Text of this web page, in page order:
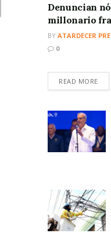
Denuncian
millonario
BY ATARDECER
0
READ MORE